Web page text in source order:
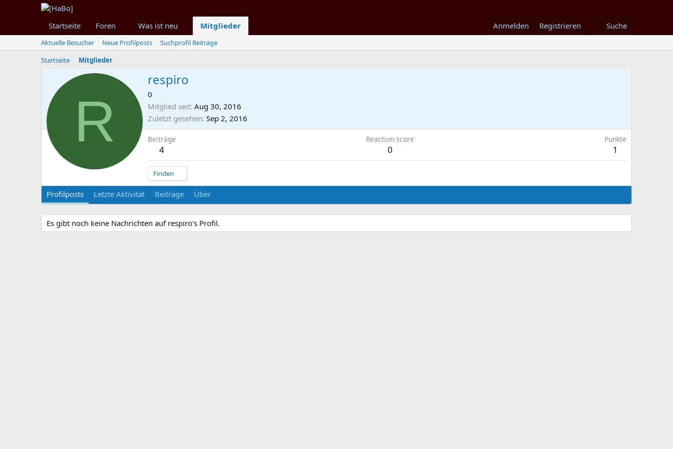
Startseite Foren Was ist neu Mitglieder Anmelden Registrieren Suche
Aktuelle Besucher Neue Profilposts
Suchprofil Beiträge
Startseite
Mitglieder
R
respiro
0
Mitglied seit Aug 30, 2016
Zuletzt gesehen Sep 2, 2016
Beiträge
4
Reaction score
0
Punkte
1
Finden
Profilposts Letzte Aktivität Beiträge Über
Es gibt noch keine Nachrichten auf respiro's Profil.